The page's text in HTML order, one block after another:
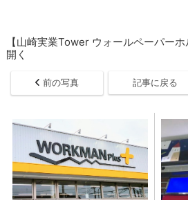
【山崎実業Tower ウォールペーパー
開く
前の写真 記事に戻る